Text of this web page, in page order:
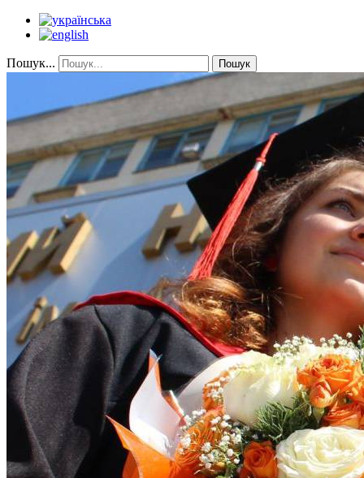
Пошук... Пошук